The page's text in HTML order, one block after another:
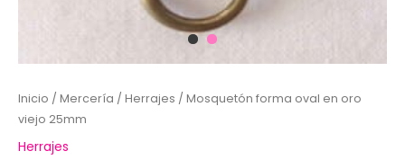
Inicio / Mercería / Herrajes / Mosquetón forma oval en oro
viejo 25mm
Herrajes